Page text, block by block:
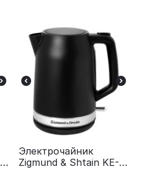
Электрочайник
Zigmund & Shtain KE-